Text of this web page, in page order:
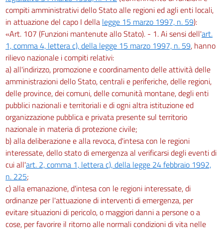
compiti amministrativi dello Stato alle regioni ed agli enti locali,
in attuazione del capo I della legge 15 marzo 1997, n. 59):
«Art. 107 (Funzioni mantenute allo Stato). - 1. Ai sensi dell'art.
1, comma 4, lettera c), della legge 15 marzo 1997, n. 59, hanno
rilievo nazionale i compiti relativi:
a) all'indirizzo, promozione e coordinamento delle attività delle
amministrazioni dello Stato, centrali e periferiche, delle regioni,
delle province, dei comuni, delle comunità montane, degli enti
pubblici nazionali e territoriali e di ogni altra istituzione ed
organizzazione pubblica e privata presente sul territorio
nazionale in materia di protezione civile;
b) alla deliberazione e alla revoca, d'intesa con le regioni
interessate, dello stato di emergenza al verificarsi degli eventi di
cui all'art. 2, comma 1, lettera c), della legge 24 febbraio 1992,
n. 225;
c) alla emanazione, d'intesa con le regioni interessate, di
ordinanze per l'attuazione di interventi di emergenza, per
evitare situazioni di pericolo, o maggiori danni a persone o a
cose, per favorire il ritorno alle normali condizioni di vita nelle